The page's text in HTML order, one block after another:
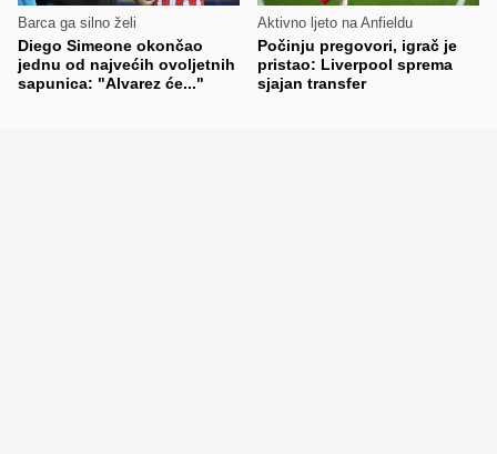
Barca ga silno želi
Diego Simeone okončao
jednu od najvećih ovoljetnih
sapunica: "Alvarez će..."
Aktivno ljeto na Anfieldu
Počinju pregovori, igrač je
pristao: Liverpool sprema
sjajan transfer